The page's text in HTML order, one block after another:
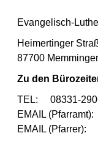
Evangelisch-
Heimertinger
87700
Zu den
TEL: 08331-
EMAIL
EMAIL (Pfarrer):